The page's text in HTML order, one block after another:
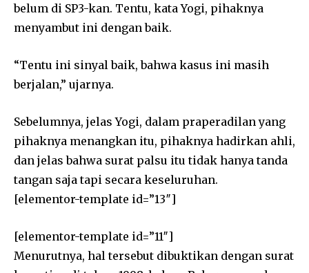
belum di SP3-kan. Tentu, kata Yogi, pihaknya
menyambut ini dengan baik.
“Tentu ini sinyal baik, bahwa kasus ini masih
berjalan,” ujarnya.
Sebelumnya, jelas Yogi, dalam praperadilan yang
pihaknya menangkan itu, pihaknya hadirkan ahli,
dan jelas bahwa surat palsu itu tidak hanya tanda
tangan saja tapi secara keseluruhan.
[elementor-template id=”13″]
[elementor-template id=”11″]
Menurutnya, hal tersebut dibuktikan dengan surat